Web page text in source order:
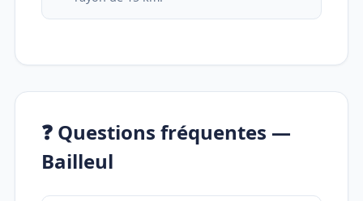
❓ Questions fréquentes —
Bailleul